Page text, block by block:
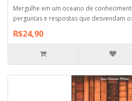
Mergulhe em um oceano de
perguntas e respostas que desvendam
R$24,90